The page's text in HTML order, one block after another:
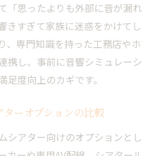
線費用も含めた工務店費用比
工事費を工務店でしっかり
「思ったよりも外部に音が漏れ
きすぎて家族に迷惑をかけてし
、専門知識を持った工務店やホ
携し、事前に音響シミュレーシ
足度向上のカギです。
ーオプションの比較
シアター向けのオプションとし